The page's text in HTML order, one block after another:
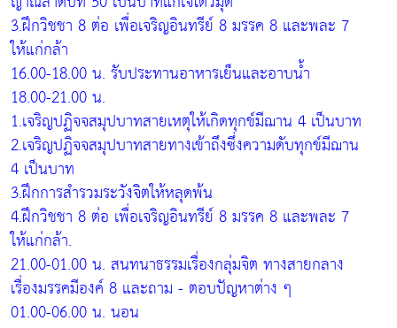
3.ฝึกวิชชา 8 ต่อ เพื่อเจริญอินทรีย์ 8 มรรค 8 และพละ 7
ให้แก่กล้า
16.00-18.00 น. รับประทานอาหารเย็นและอาบน้ำ
18.00-21.00 น.
1.เจริญปฏิจจสมุปบาทสายเหตุให้เกิดทุกข์มีฌาน 4 เป็นบาท
2.เจริญปฏิจจสมุปบาทสายทางเข้าถึงซึ่งความดับทุกข์มีฌาน
4 เป็นบาท
3.ฝึกการสำรวมระวังจิตให้หลุดพ้น
4.ฝึกวิชชา 8 ต่อ เพื่อเจริญอินทรีย์ 8 มรรค 8 และพละ 7
ให้แก่กล้า.
21.00-01.00 น. สนทนาธรรมเรื่องกลุ่มจิต ทางสายกลาง
เรื่องมรรคมีองค์ 8 และถาม - ตอบปัญหาต่าง ๆ
01.00-06.00 น. นอน